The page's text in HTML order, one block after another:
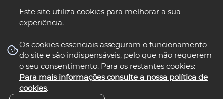
Este site utiliza cookies para melhorar a sua
experiência.
Os cookies essenciais asseguram o funcionamento
do site e são indispensáveis, pelo que não requerem
o seu consentimento. Para os restantes cookies:
Para mais informações consulte a nossa política de
cookies.
nos select language